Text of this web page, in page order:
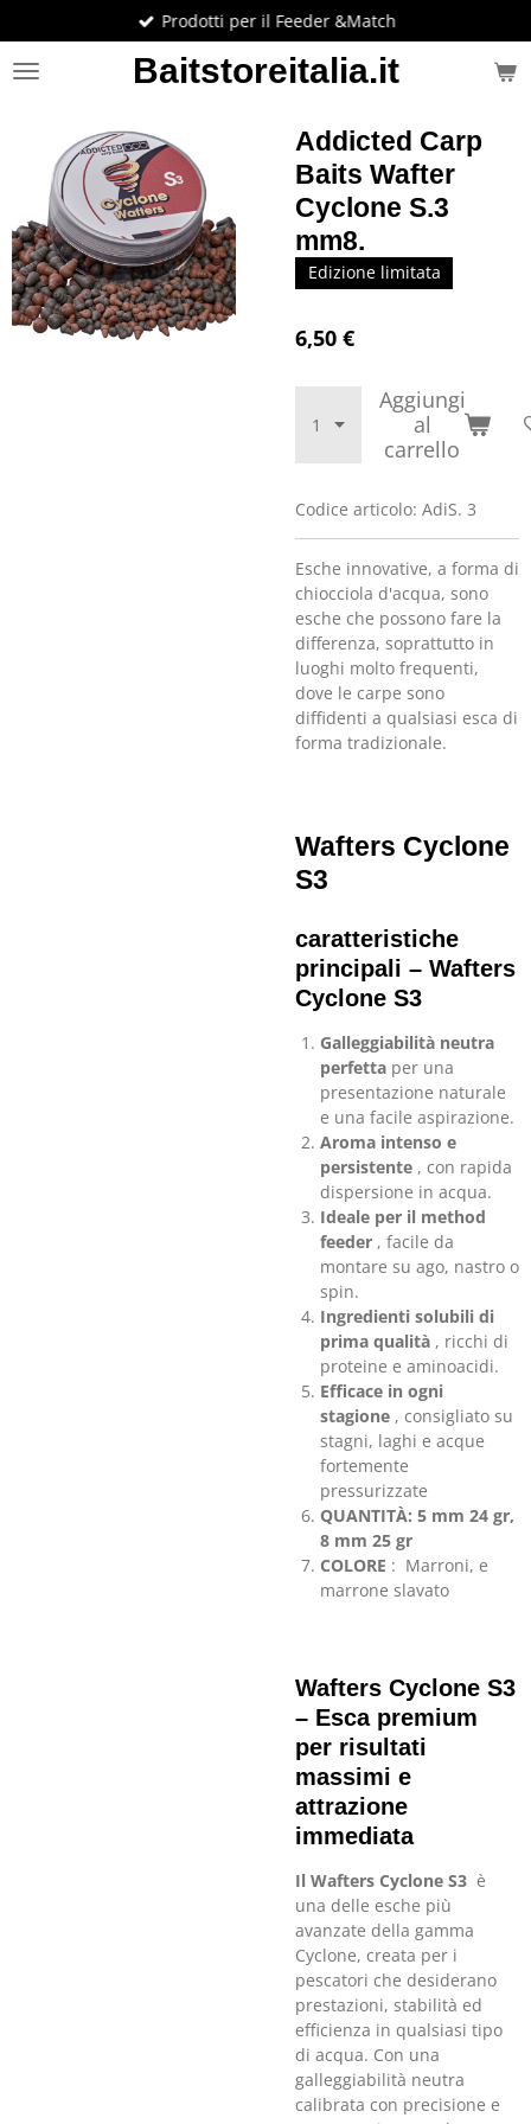
al
contenuto
Baitstoreitalia.it
Prodotti per il Feeder &Match
Addicted Carp
Baits Wafter
Cyclone S.3
mm8.
Edizione limitata
6,50 €
Aggiungi
al
carrello
Codice articolo: AdiS. 3
Esche innovative, a forma di
chiocciola d'acqua, sono
esche che possono fare la
differenza, soprattutto in
luoghi molto frequenti,
dove le carpe sono
diffidenti a qualsiasi esca di
forma tradizionale.
Wafters Cyclone
S3
caratteristiche
principali – Wafters
Cyclone S3
Galleggiabilità neutra
perfetta per una
presentazione naturale
e una facile aspirazione.
Aroma intenso e
persistente , con rapida
dispersione in acqua.
Ideale per il method
feeder , facile da
montare su ago, nastro o
spin.
Ingredienti solubili di
prima qualità , ricchi di
proteine ​​e aminoacidi.
Efficace in ogni
stagione , consigliato su
stagni, laghi e acque
fortemente
pressurizzate
QUANTITÀ: 5 mm 24 gr,
8 mm 25 gr
COLORE : Marroni, e
marrone slavato
Wafters Cyclone S3
– Esca premium
per risultati
massimi e
attrazione
immediata
Il Wafters Cyclone S3 è
una delle esche più
avanzate della gamma
Cyclone, creata per i
pescatori che desiderano
prestazioni, stabilità ed
efficienza in qualsiasi tipo
di acqua. Con una
galleggiabilità neutra
calibrata con precisione e